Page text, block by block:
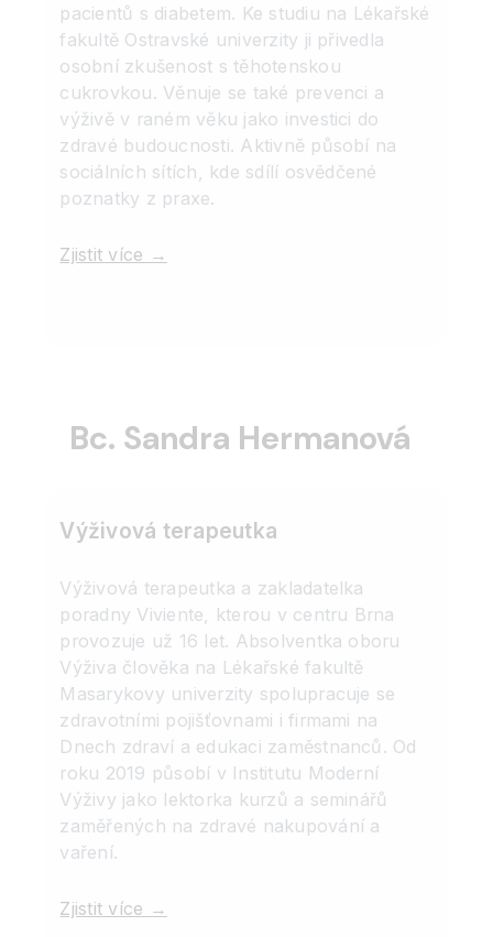
pacientů s diabetem. Ke studiu na Lékařské
fakultě Ostravské univerzity ji přivedla
osobní zkušenost s těhotenskou
cukrovkou. Věnuje se také prevenci a
výživě v raném věku jako investici do
zdravé budoucnosti. Aktivně působí na
sociálních sítích, kde sdílí osvědčené
poznatky z praxe.
Zjistit více →
Bc. Sandra Hermanová
Výživová terapeutka
Výživová terapeutka a zakladatelka
poradny Viviente, kterou v centru Brna
provozuje už 16 let. Absolventka oboru
Výživa člověka na Lékařské fakultě
Masarykovy univerzity spolupracuje se
zdravotními pojišťovnami i firmami na
Dnech zdraví a edukaci zaměstnanců. Od
roku 2019 působí v Institutu Moderní
Výživy jako lektorka kurzů a seminářů
zaměřených na zdravé nakupování a
vaření.
Zjistit více →